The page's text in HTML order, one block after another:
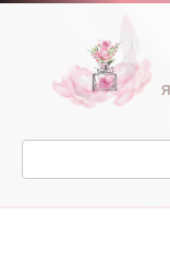
Перейти
Поиск: